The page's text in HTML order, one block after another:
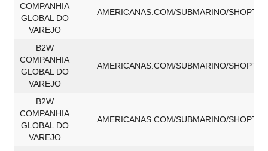
COMPANHIA
GLOBAL DO
VAREJO
AMERICANAS.COM/SUBMARINO/
B2W
COMPANHIA
GLOBAL DO
VAREJO
AMERICANAS.COM/SUBMARINO/
B2W
COMPANHIA
GLOBAL DO
VAREJO
AMERICANAS.COM/SUBMARINO/